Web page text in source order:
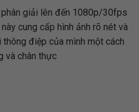
giải lên đến 1080p/30fps
cung cấp hình ảnh rõ nét và
điệp của mình một cách
và chân thực